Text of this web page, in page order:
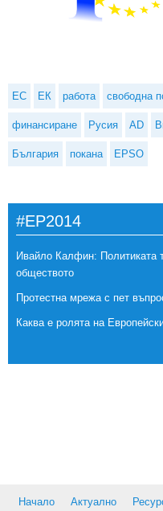
ЕС ЕК работа свободна
финансиране Русия AD
България покана EPSO
#EP2014
Ивайло Калфин: Политиката
обществото
Протестна мрежа с пет
Каква е ролята на
Начало Актуално